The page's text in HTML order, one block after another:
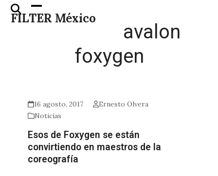
Skip
FILTER México
Open
mobile
Close
mobile
avalon
foxygen
16 agosto, 2017
Ernesto Olvera
Noticias
Esos de Foxygen se están
convirtiendo en maestros de la
coreografía